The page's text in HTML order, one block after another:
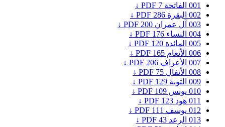
001 الفاتحة 7
PDF ↓
002 البقرة 286
PDF ↓
003 آل عمران 200
PDF ↓
004 النساء 176
PDF ↓
005 المائدة 120
PDF ↓
006 الأنعام 165
PDF ↓
007 الأعراف 206
PDF ↓
008 الأنفال 75
PDF ↓
009 التوبة 129
PDF ↓
010 يونس 109
PDF ↓
011 هود 123
PDF ↓
012 يوسف 111
PDF ↓
013 الرعد 43
PDF ↓